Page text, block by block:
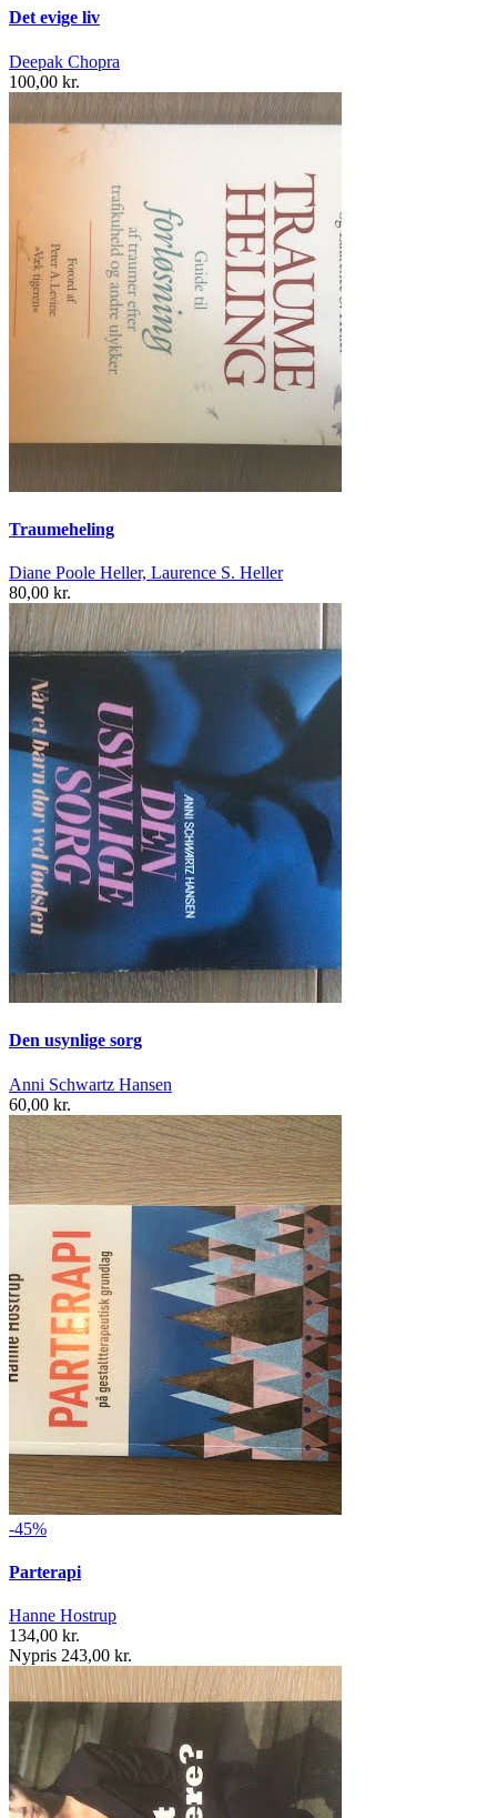
Det evige liv
Deepak Chopra
100,00 kr.
Traumeheling
Diane Poole Heller, Laurence S. Heller
80,00 kr.
Den usynlige sorg
Anni Schwartz Hansen
60,00 kr.
-45%
Parterapi
Hanne Hostrup
134,00 kr.
Nypris 243,00 kr.